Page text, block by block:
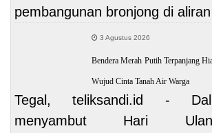
pembangunan bronjong di
3 Agustus 2026
Bendera Merah Putih Terpanjang
Wujud Cinta Tanah Air Warga
Tegal, teliksandi.id -
menyambut Hari